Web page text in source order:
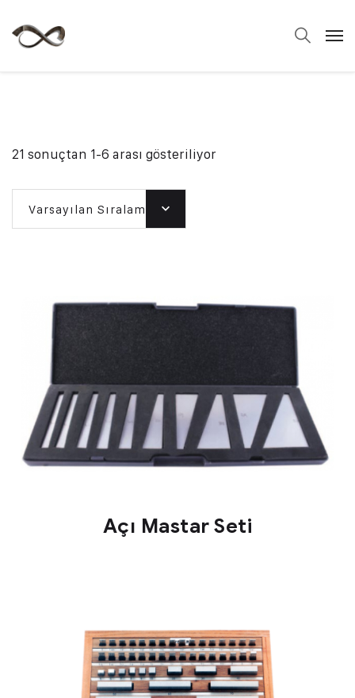
21 sonuçtan 1-6 arası gösteriliyor
Varsayılan Sıralama
Açı Mastar Seti